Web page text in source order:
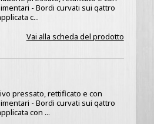
- Bordi curvati sui qattro
c...
Vai alla scheda del prodotto
pressato, rettificato e con
- Bordi curvati sui qattro
con ...